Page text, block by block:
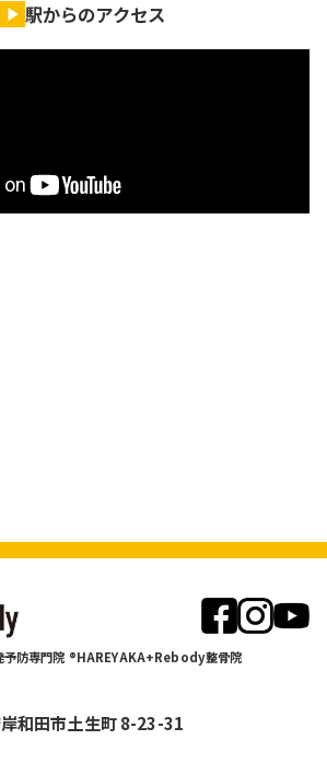
駅からのアクセス
予防専門院 ®HAREYAKA+Rebody整骨院
和田市土生町 8-23-31